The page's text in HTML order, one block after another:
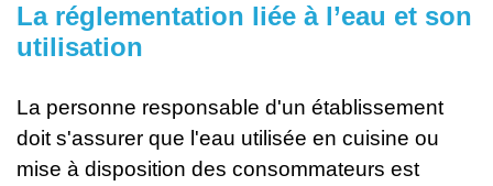
La réglementation liée à l’eau et son
utilisation
La personne responsable d'un établissement
doit s'assurer que l'eau utilisée en cuisine ou
mise à disposition des consommateurs est